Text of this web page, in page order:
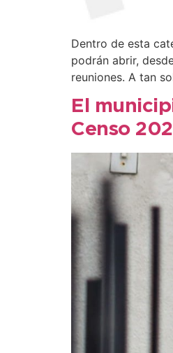
Dentro de esta
podrán abrir,
reuniones. A tan
El
Censo